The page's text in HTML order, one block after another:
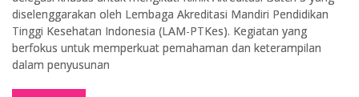
diselenggarakan oleh Lembaga Akreditasi Mandiri Pendidikan
Tinggi Kesehatan Indonesia (LAM-PTKes). Kegiatan yang
berfokus untuk memperkuat pemahaman dan keterampilan
dalam penyusunan